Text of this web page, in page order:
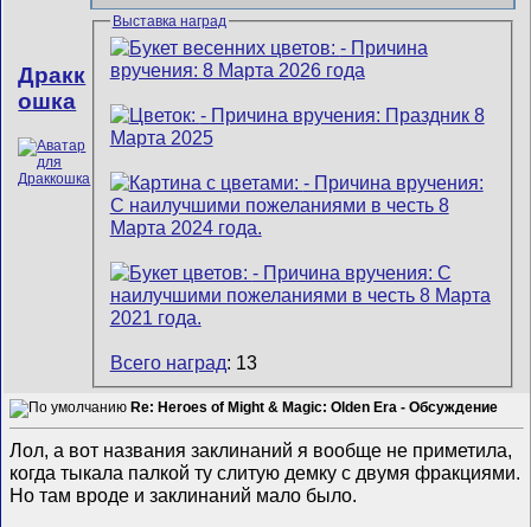
Дракк
ошка
Выставка наград
Всего наград: 13
Re: Heroes of Might & Magic: Olden Era - Обсуждение
Лол, а вот названия заклинаний я вообще не приметила,
когда тыкала палкой ту слитую демку с двумя фракциями.
Но там вроде и заклинаний мало было.